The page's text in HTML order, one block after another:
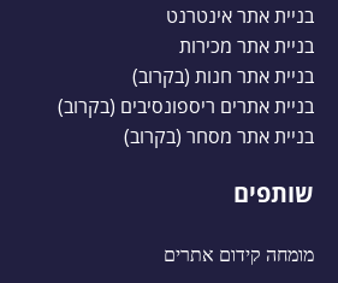
בניית אתר אינטרנט
בניית אתר מכירות
בניית אתר חנות (בקרוב)
בניית אתרים ריספונסיבים (בקרוב)
בניית אתר מסחר (בקרוב)
שותפים
מומחה קידום אתרים